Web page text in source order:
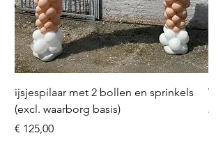
ijsjespilaar met 2 bollen en sprinkels
(excl. waarborg basis)
Prijs
€ 125,00
Prijs
€